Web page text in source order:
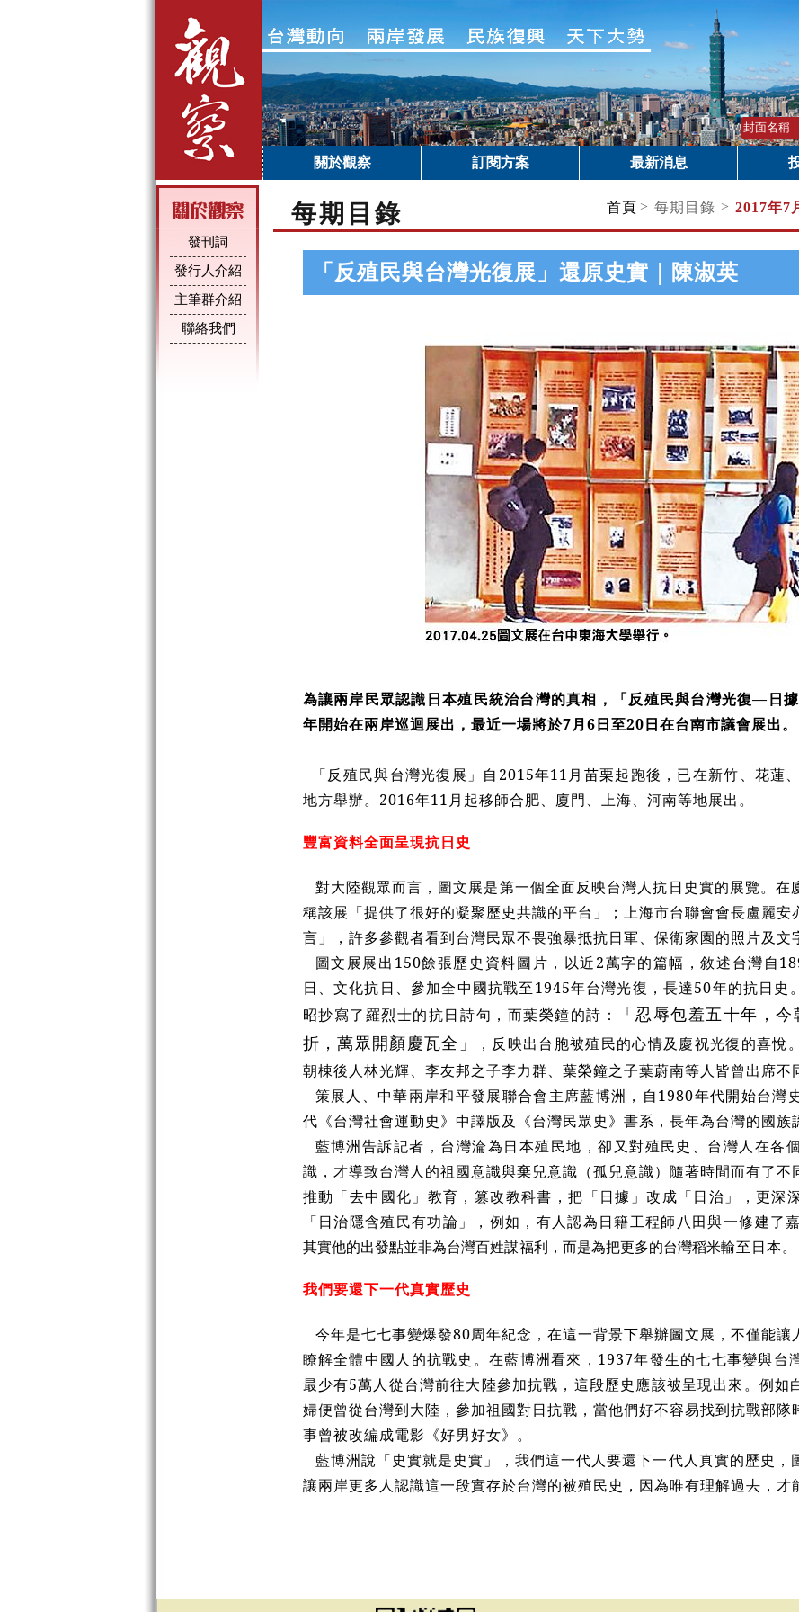
關於觀察 訂閱方案 最新消息
發刊詞
發行人介紹
主筆群介紹
聯絡我們
每期目錄 首頁 > 每期目錄 > 2017年7
「反殖民與台灣光復展」還原史實｜陳淑英
為讓兩岸民眾認識日本殖民統治台灣的真相，「反殖民與台灣光復—日
年開始在兩岸巡迴展出，最近一場將於7月6日至20日在台南市議會展出。
「反殖民與台灣光復展」自2015年11月苗栗起跑後，已在新竹、花蓮
地方舉辦。2016年11月起移師合肥、廈門、上海、河南等地展出。
豐富資料全面呈現抗日史
對大陸觀眾而言，圖文展是第一個全面反映台灣人抗日史實的展覽。在
稱該展「提供了很好的凝聚歷史共識的平台」；上海市台聯會會長盧麗
言」，許多參觀者看到台灣民眾不畏強暴抵抗日軍、保衛家園的照片及文
圖文展展出150餘張歷史資料圖片，以近2萬字的篇幅，敘述台灣自
日、文化抗日、參加全中國抗戰至1945年台灣光復，長達50年的抗日史
昭抄寫了羅烈士的抗日詩句，而葉榮鐘的詩：
「忍辱包羞五十年，
折，萬眾開顏慶瓦全」
，反映出台胞被殖民的心情及慶祝光復的喜
朝棟後人林光輝、李友邦之子李力群、葉榮鐘之子葉蔚南等人皆曾出席不
策展人、中華兩岸和平發展聯合會主席藍博洲，自1980年代開始台灣
代《台灣社會運動史》中譯版及《台灣民眾史》書系，長年為台灣的國族
藍博洲告訴記者，台灣淪為日本殖民地，卻又對殖民史、台灣人在各
識，才導致台灣人的祖國意識與棄兒意識（孤兒意識）隨著時間而有了
推動「去中國化」教育，篡改教科書，把「日據」改成「日治」，更深
「日治隱含殖民有功論」，例如，有人認為日籍工程師八田與一修建了
其實他的出發點並非為台灣百姓謀福利，而是為把更多的台灣稻米輸至日本。
我們要還下一代真實歷史
今年是七七事變爆發80周年紀念，在這一背景下舉辦圖文展，不僅能
瞭解全體中國人的抗戰史。在藍博洲看來，1937年發生的七七事變與台
最少有5萬人從台灣前往大陸參加抗戰，這段歷史應該被呈現出來。例如
婦便曾從台灣到大陸，參加祖國對日抗戰，當他們好不容易找到抗戰部
事曾被改編成電影《好男好女》。
藍博洲說「史實就是史實」，我們這一代人要還下一代人真實的歷史，
讓兩岸更多人認識這一段實存於台灣的被殖民史，因為唯有理解過去，才